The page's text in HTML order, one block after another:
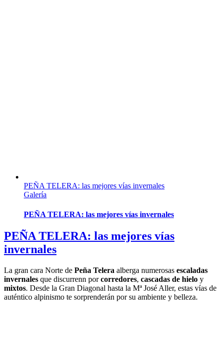
PEÑA TELERA: las mejores vías invernales
Galería
PEÑA TELERA: las mejores vías invernales
PEÑA TELERA: las mejores vías
invernales
La gran cara Norte de Peña Telera alberga numerosas escaladas
invernales que discurrenn porcorredores, cascadas de hielo y
mixtos. Desde la Gran Diagonal hasta la Mª José Aller, estas vías de
auténtico alpinismo te sorprenderán por su ambiente y belleza.